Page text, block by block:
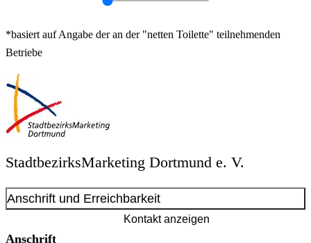
*basiert auf Angabe der an der "netten Toilette" teilnehmenden
Betriebe
StadtbezirksMarketing Dortmund e. V.
Anschrift und Erreichbarkeit
Kontakt anzeigen
Anschrift